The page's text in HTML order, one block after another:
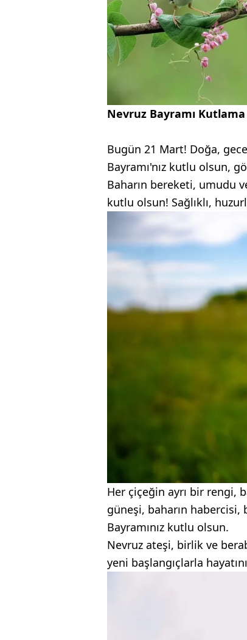
Nevruz Bayramı Kutlama
Bugün 21 Mart! Doğa,
Bayramı'nız kutlu olsun,
Baharın bereketi, umudu
kutlu olsun! Sağlıklı,
Her çiçeğin ayrı bir rengi,
güneşi, baharın
Bayramınız kutlu olsun.
Nevruz ateşi, birlik ve
yeni başlangıçlarla